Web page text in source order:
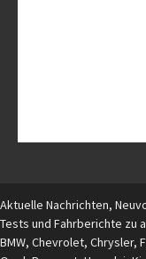
Aktuelle Nachrichten,
Tests und Fahrberichte zu
BMW, Chevrolet, Chrysler,